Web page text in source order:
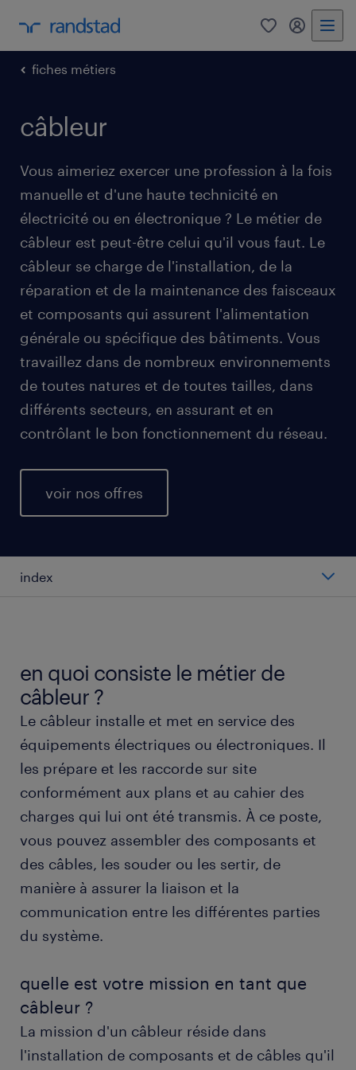
0 mon
fiches métiers
câbleur
Vous aimeriez exercer une profession à la fois
manuelle et d'une haute technicité en
électricité ou en électronique ? Le métier de
câbleur est peut-être celui qu'il vous faut. Le
câbleur se charge de l'installation, de la
réparation et de la maintenance des faisceaux
et composants qui assurent l'alimentation
générale ou spécifique des bâtiments. Vous
travaillez dans de nombreux environnements
de toutes natures et de toutes tailles, dans
différents secteurs, en assurant et en
contrôlant le bon fonctionnement du réseau.
voir nos offres
index
types de postes de câbleur
travailler en tant que câbleur
obtenir un poste de câbleur avec randstad
formation et compétences
FAQs
en quoi consiste le métier de
câbleur ?
Le câbleur installe et met en service des
équipements électriques ou électroniques. Il
les prépare et les raccorde sur site
conformément aux plans et au cahier des
charges qui lui ont été transmis. À ce poste,
vous pouvez assembler des composants et
des câbles, les souder ou les sertir, de
manière à assurer la liaison et la
communication entre les différentes parties
du système.
quelle est votre mission en tant que
câbleur ?
La mission d'un câbleur réside dans
l'installation de composants et de câbles qu'il